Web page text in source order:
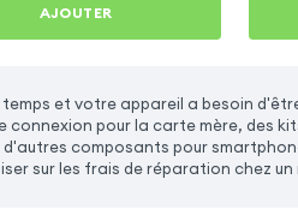
AJOUTER
temps et votre appareil a besoin
connexion pour la carte mère, des
composants pour
sur les frais de réparation chez